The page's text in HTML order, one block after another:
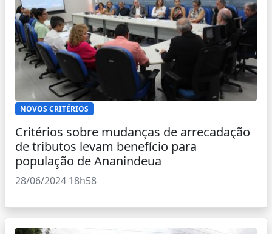
NOVOS CRITÉRIOS
Critérios sobre mudanças de arrecadação
de tributos levam benefício para
população de Ananindeua
28/06/2024 18h58